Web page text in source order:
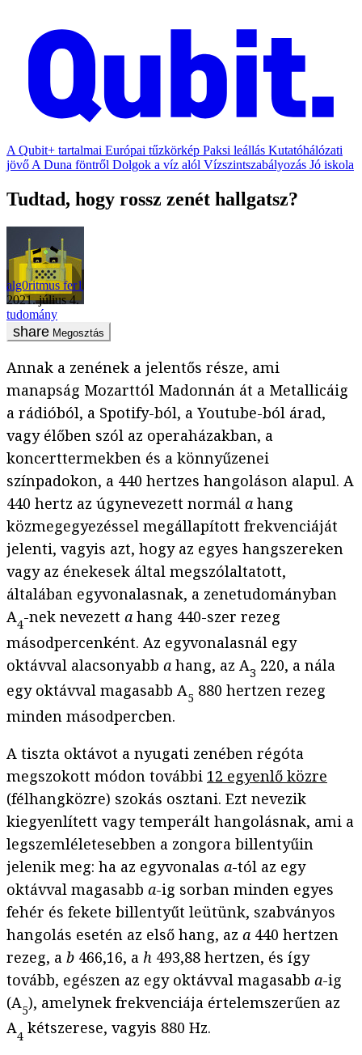
A Qubit+ tartalmai Európai tűzkörkép Paksi leállás Kutatóhálózati
jövő A Duna föntről Dolgok a víz alól Vízszintszabályozás Jó iskola
Tudtad, hogy rossz zenét hallgatsz?
alg0ritmus fer1
2021. július 4.
tudomány
Megosztás
Annak a zenének a jelentős része, ami
manapság Mozarttól Madonnán át a Metallicáig
a rádióból, a Spotify-ból, a Youtube-ból árad,
vagy élőben szól az operaházakban, a
koncerttermekben és a könnyűzenei
színpadokon, a 440 hertzes hangoláson alapul. A
440 hertz az úgynevezett normál a hang
közmegegyezéssel megállapított frekvenciáját
jelenti, vagyis azt, hogy az egyes hangszereken
vagy az énekesek által megszólaltatott,
általában egyvonalasnak, a zenetudományban
A4-nek nevezett a hang 440-szer rezeg
másodpercenként. Az egyvonalasnál egy
oktávval alacsonyabb a hang, az A3 220, a nála
egy oktávval magasabb A5 880 hertzen rezeg
minden másodpercben.
A tiszta oktávot a nyugati zenében régóta
megszokott módon további 12 egyenlő közre
(félhangközre) szokás osztani. Ezt nevezik
kiegyenlített vagy temperált hangolásnak, ami a
legszemléletesebben a zongora billentyűin
jelenik meg: ha az egyvonalas a-tól az egy
oktávval magasabb a-ig sorban minden egyes
fehér és fekete billentyűt leütünk, szabványos
hangolás esetén az első hang, az a 440 hertzen
rezeg, a b 466,16, a h 493,88 hertzen, és így
tovább, egészen az egy oktávval magasabb a-ig
(A5), amelynek frekvenciája értelemszerűen az
A4 kétszerese, vagyis 880 Hz.